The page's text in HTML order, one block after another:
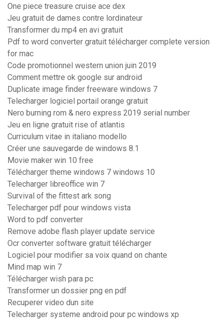
One piece treasure cruise ace dex
Jeu gratuit de dames contre lordinateur
Transformer du mp4 en avi gratuit
Pdf to word converter gratuit télécharger complete version
for mac
Code promotionnel western union juin 2019
Comment mettre ok google sur android
Duplicate image finder freeware windows 7
Telecharger logiciel portail orange gratuit
Nero burning rom & nero express 2019 serial number
Jeu en ligne gratuit rise of atlantis
Curriculum vitae in italiano modello
Créer une sauvegarde de windows 8.1
Movie maker win 10 free
Télécharger theme windows 7 windows 10
Telecharger libreoffice win 7
Survival of the fittest ark song
Telecharger pdf pour windows vista
Word to pdf converter
Remove adobe flash player update service
Ocr converter software gratuit télécharger
Logiciel pour modifier sa voix quand on chante
Mind map win 7
Télécharger wish para pc
Transformer un dossier png en pdf
Recuperer video dun site
Telecharger systeme android pour pc windows xp